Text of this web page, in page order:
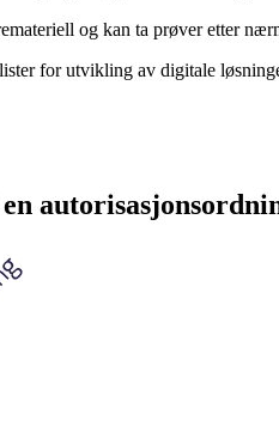
og kan ta prøver etter
for utvikling av digitale